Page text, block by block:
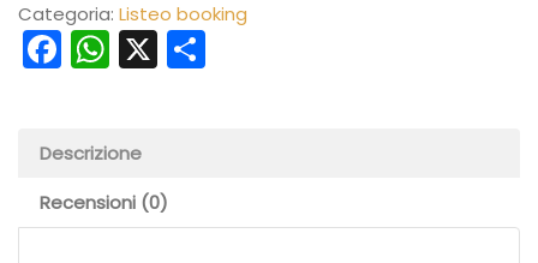
Categoria: Listeo booking
Facebook
WhatsApp
X
Descrizione
Recensioni (0)